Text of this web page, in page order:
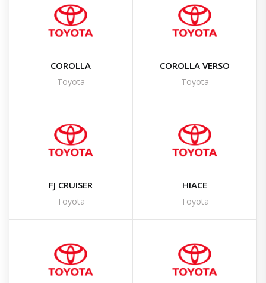
COROLLA
Toyota
COROLLA VERSO
Toyota
FJ CRUISER
Toyota
HIACE
Toyota